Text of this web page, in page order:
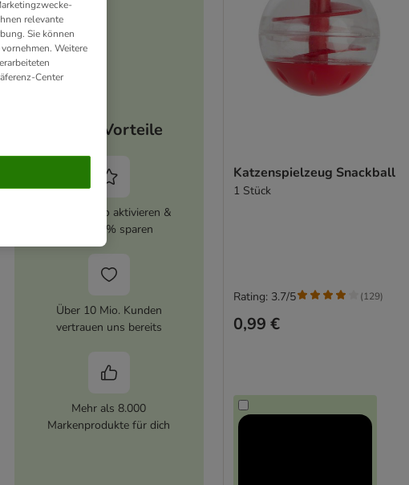
Deine Vorteile
zooplus Abo aktivieren &
immer 5% sparen
Über 10 Mio. Kunden
vertrauen uns bereits
Mehr als 8.000
Markenprodukte für dich
Katzenspielzeug Snackball
1 Stück
0,99 €
Rating: 3.7/5 (129)
relevante
Sie können
Weitere
Center